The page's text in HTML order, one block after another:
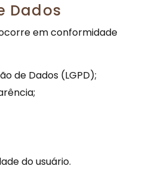
Dados
em conformidade
de Dados (LGPD);
do usuário.